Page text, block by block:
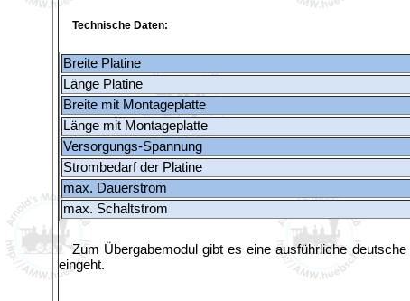
Technische Daten:
Breite Platine
Länge Platine
Breite mit Montageplatte
Länge mit Montageplatte
Versorgungs-Spannung
Strombedarf der Platine
max. Dauerstrom
max. Schaltstrom
Zum Übergabemodul gibt es eine ausführliche deutsche
eingeht.